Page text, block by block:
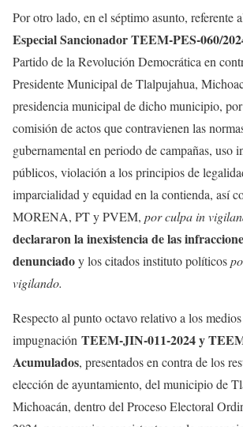
Por otro lado, en el séptimo asunto, referente
Especial Sancionador TEEM-PES-060/
Partido de la Revolución Democrática en
Presidente Municipal de Tlalpujahua,
presidencia municipal de dicho municipio,
comisión de actos que contravienen las
gubernamental en periodo de campañas, uso
públicos, violación a los principios de
imparcialidad y equidad en la contienda, así
MORENA, PT y PVEM, por culpa in
declararon la inexistencia de las
denunciadoy los citados instituto políticos
vigilando.
Respecto al punto octavo relativo a los
impugnación TEEM-JIN-011-2024 y
Acumulados, presentados en contra de los
elección de ayuntamiento, del municipio de
Michoacán, dentro del Proceso Electoral